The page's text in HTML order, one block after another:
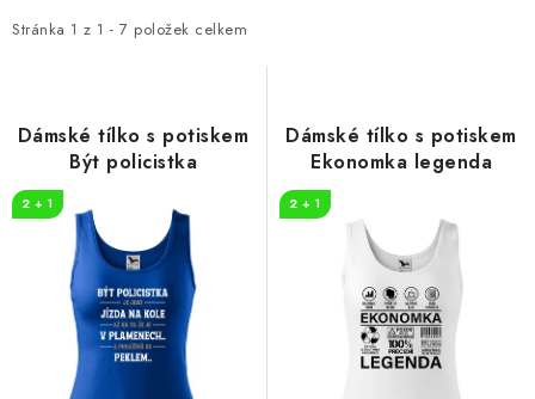
i
r
d
Stránka 1 z 1 - 7 položek celkem
e
p
o
Dámské tílko s potiskem
Být policistka
2 + 1
Dámské tílko s potiskem
Ekonomka legenda
2 + 1